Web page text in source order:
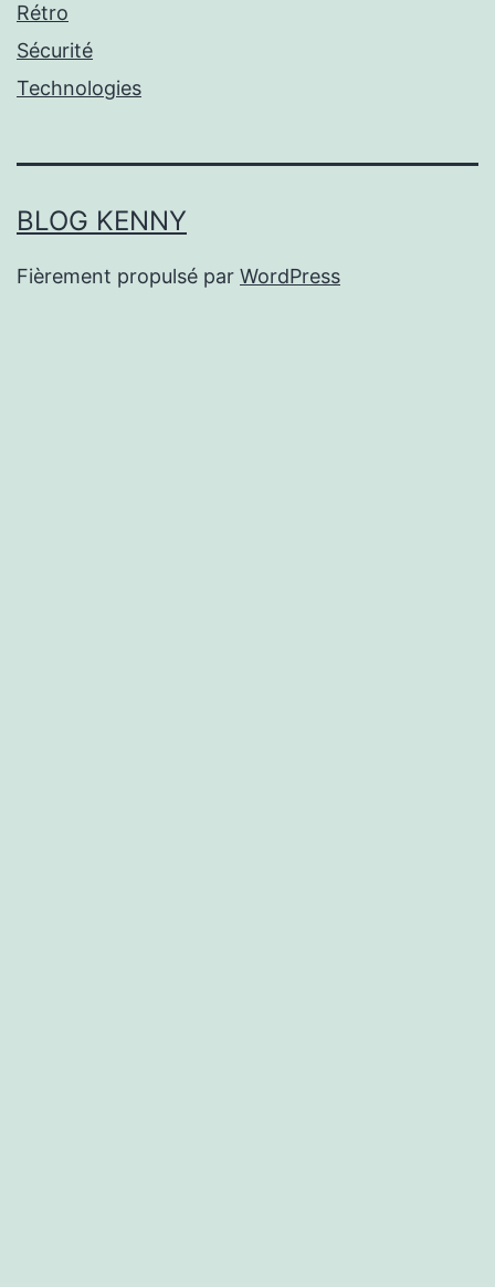
Rétro
Sécurité
Technologies
BLOG KENNY
Fièrement propulsé par WordPress